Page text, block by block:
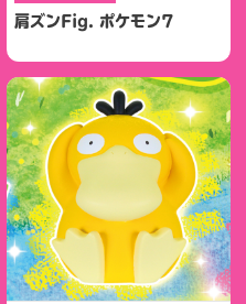
肩ズンFig. ポケモン7